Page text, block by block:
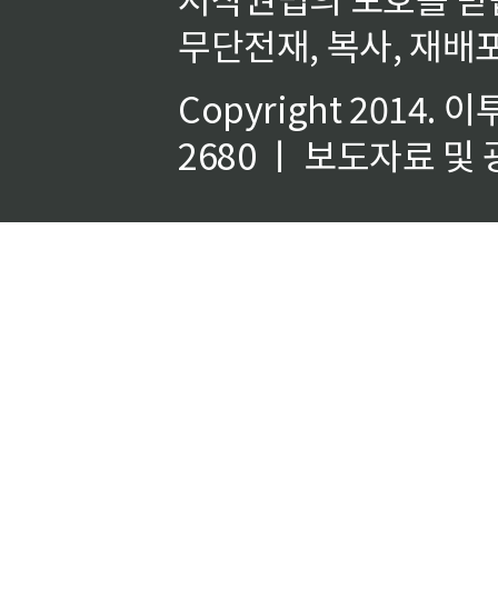
무단전재, 복사, 재배
Copyright 2014. 이
2680 ㅣ 보도자료